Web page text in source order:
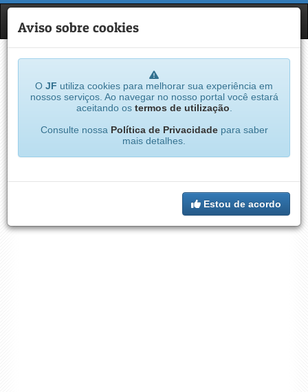
JF
Aviso sobre cookies
O JF utiliza cookies para melhorar sua experiência em
nossos serviços. Ao navegar no nosso portal você estará
aceitando os termos de utilização
Consulte nossa Política de Privacidadepara saber
mais detalhes.
Estou de acordo